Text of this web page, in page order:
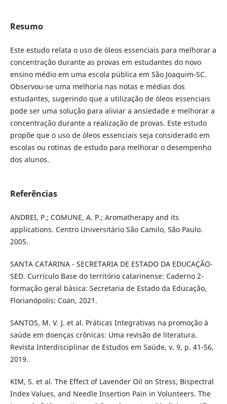
Resumo
Este estudo relata o uso de óleos essenciais para melhorar a
concentração durante as provas em estudantes do novo
ensino médio em uma escola pública em São Joaquim-SC.
Observou-se uma melhoria nas notas e médias dos
estudantes, sugerindo que a utilização de óleos essenciais
pode ser uma solução para aliviar a ansiedade e melhorar a
concentração durante a realização de provas. Este estudo
propõe que o uso de óleos essenciais seja considerado em
escolas ou rotinas de estudo para melhorar o desempenho
dos alunos.
Referências
ANDREI, P.; COMUNE, A. P.; Aromatherapy and its
applications. Centro Universitário São Camilo, São Paulo.
2005.
SANTA CATARINA - SECRETARIA DE ESTADO DA EDUCAÇÃO-
SED. Currículo Base do território catarinense: Caderno 2-
formação geral básica: Secretaria de Estado da Educação,
Florianópolis: Coan, 2021.
SANTOS, M. V. J. et al. Práticas Integrativas na promoção à
saúde em doenças crônicas: Uma revisão de literatura.
Revista Interdisciplinar de Estudos em Saúde, v. 9, p. 41-56,
2019.
KIM, S. et al. The Effect of Lavender Oil on Stress, Bispectral
Index Values, and Needle Insertion Pain in Volunteers. The